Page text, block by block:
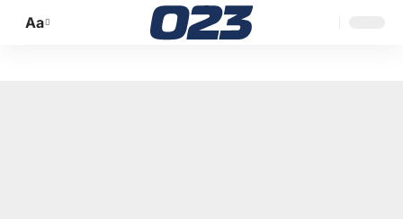
Promijeni
Aa